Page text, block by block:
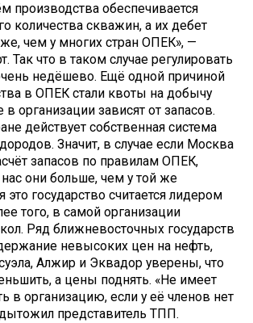
производства обеспечивается
количества скважин, а их дебет
чем у многих стран ОПЕК», —
Так что в таком случае регулировать
недёшево. Ещё одной причиной
в ОПЕК стали квоты на добычу
организации зависят от запасов.
действует собственная система
Значит, в случае если Москва
запасов по правилам ОПЕК,
нас они больше, чем у той же
это государство считается лидером
того, в самой организации
Ряд ближневосточных государств
невысоких цен на нефть,
Алжир и Эквадор уверены, что
а цены поднять. «Не имеет
в организацию, если у её членов нет
представитель ТПП.